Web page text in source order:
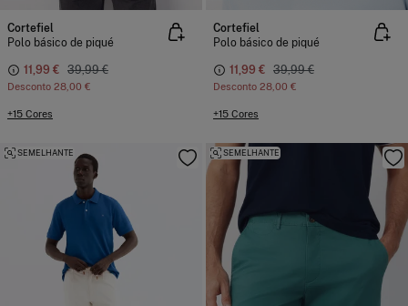
Cortefiel
Polo básico de piqué
11,99 € 39,99 €
Desconto 28,00 €
+15 Cores
Cortefiel
Polo básico de piqué
11,99 € 39,99 €
Desconto 28,00 €
+15 Cores
SEMELHANTE SEMELHANTE